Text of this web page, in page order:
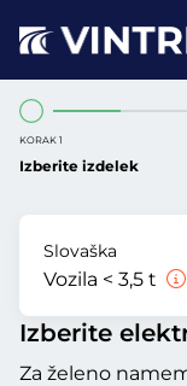
KORAK 1
Izberite izdelek
Slovaška
Vozila < 3,5 t
Izberite
Za želeno